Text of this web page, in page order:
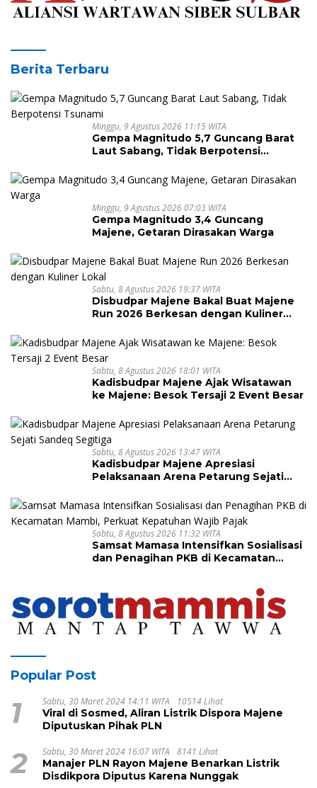
Berita Terbaru
Minggu, 9 Agustus 2026 11:15 WITA
Gempa Magnitudo 5,7 Guncang Barat
Laut Sabang, Tidak Berpotensi
Minggu, 9 Agustus 2026 07:03 WITA
Gempa Magnitudo 3,4 Guncang
Majene, Getaran Dirasakan Warga
Sabtu, 8 Agustus 2026 19:37 WITA
Disbudpar Majene Bakal Buat Majene
Run 2026 Berkesan dengan Kuliner
Sabtu, 8 Agustus 2026 18:01 WITA
Kadisbudpar Majene Ajak Wisatawan
ke Majene: Besok Tersaji 2 Event Besar
Sabtu, 8 Agustus 2026 13:47 WITA
Kadisbudpar Majene Apresiasi
Pelaksanaan Arena Petarung Sejati
Sabtu, 8 Agustus 2026 11:32 WITA
Samsat Mamasa Intensifkan Sosialisasi
dan Penagihan PKB di Kecamatan
Popular Post
1 Sabtu, 30 Maret 2024 14:11 WITA 10514 Lihat
Viral di Sosmed, Aliran Listrik Dispora Majene
Diputuskan Pihak PLN
2 Sabtu, 30 Maret 2024 16:07 WITA 8141 Lihat
Manajer PLN Rayon Majene Benarkan Listrik
Disdikpora Diputus Karena Nunggak